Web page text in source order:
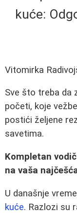
kuće:
Vitomirka
Sve što treba da
početi, koje
postići željene
savetima.
Kompletan
na vaša
U današnje
kuće. Razlozi su